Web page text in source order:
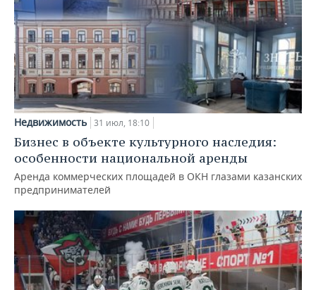
Недвижимость 31 июл, 18:10
Бизнес в объекте культурного наследия:
особенности национальной аренды
Аренда коммерческих площадей в ОКН глазами казанских
предпринимателей